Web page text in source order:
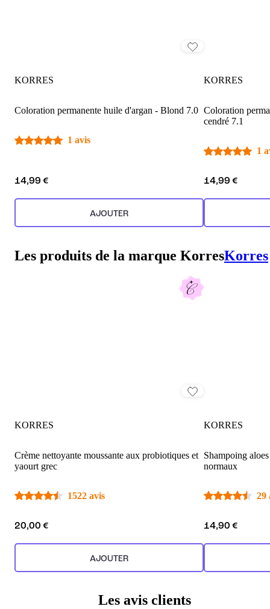
KORRES
Coloration permanente huile d'argan - Blond 7.0
1 avis
14,99 €
AJOUTER
KORRES
Coloration
cendré 7.1
1
14,99 €
Les produits de la marque KorresKorres
KORRES
Crème nettoyante moussante aux probiotiques et
yaourt grec
1522 avis
20,00 €
AJOUTER
KORRES
Shampoing
normaux
29
14,90 €
Les avis clients